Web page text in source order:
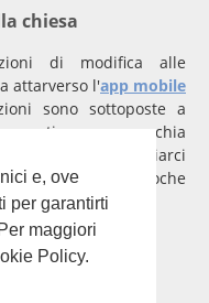
e, ove
per garantirti
maggiori
Policy.
chiesa
di modifica alle
attarverso l'app mobile
sono sottoposte a
una parrocchia
per inviarci
gestite entro poche